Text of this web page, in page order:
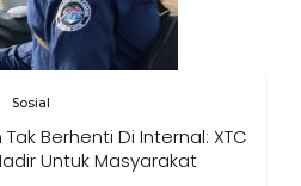
Sosial
Berhenti Di Internal: XTC
Untuk Masyarakat